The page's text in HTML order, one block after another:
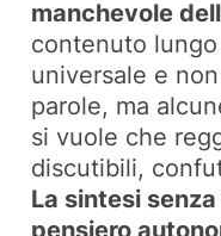
manchevole
contenuto
universale e
parole, ma
si vuole che
discutibili,
La sintesi